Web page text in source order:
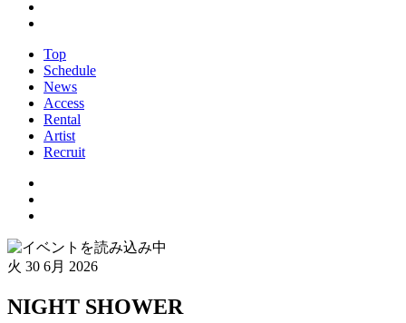
Top
Schedule
News
Access
Rental
Artist
Recruit
火 30 6月 2026
NIGHT SHOWER